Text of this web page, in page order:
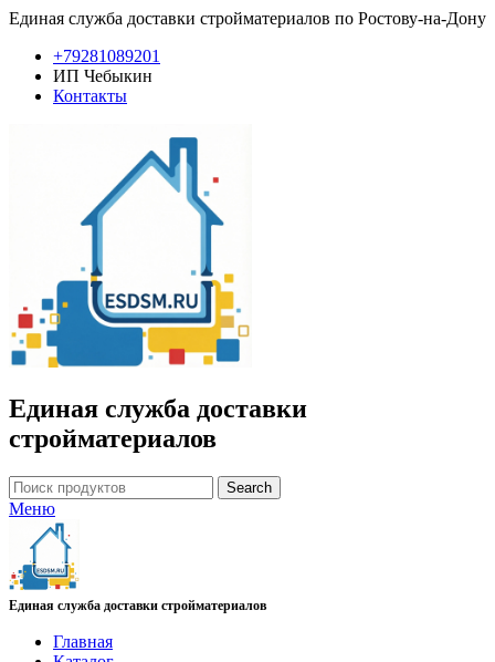
Единая служба доставки стройматериалов по Ростову-на-Дону
+79281089201
ИП Чебыкин
Контакты
Единая служба доставки
стройматериалов
Search
Меню
Единая служба доставки стройматериалов
Главная